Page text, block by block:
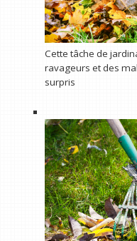
Cette tâche de
ravageurs et des
surpris